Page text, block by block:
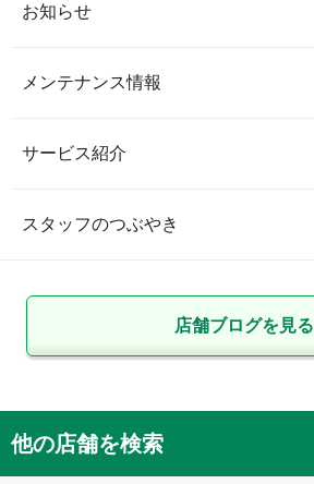
お知らせ
メンテナンス情報
サービス紹介
スタッフのつぶやき
店舗ブログを見る
他の店舗を検索